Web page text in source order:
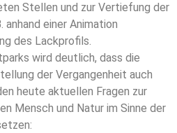
Stellen und zur Vertiefung der
einer Animation
des Lackprofils.
wird deutlich, dass die
der Vergangenheit auch
heute aktuellen Fragen zur
Mensch und Natur im Sinne der